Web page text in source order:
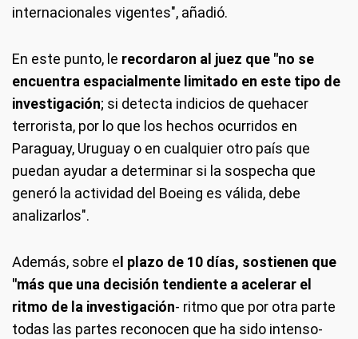
internacionales vigentes", añadió.
En este punto, le recordaron al juez que "no se
encuentra espacialmente limitado en este tipo de
investigación; si detecta indicios de quehacer
terrorista, por lo que los hechos ocurridos en
Paraguay, Uruguay o en cualquier otro país que
puedan ayudar a determinar si la sospecha que
generó la actividad del Boeing es válida, debe
analizarlos".
Además, sobre e l plazo de 10 días, sostienen que
"más que una decisión tendiente a acelerar el
ritmo de la investigación- ritmo que por otra parte
todas las partes reconocen que ha sido intenso-